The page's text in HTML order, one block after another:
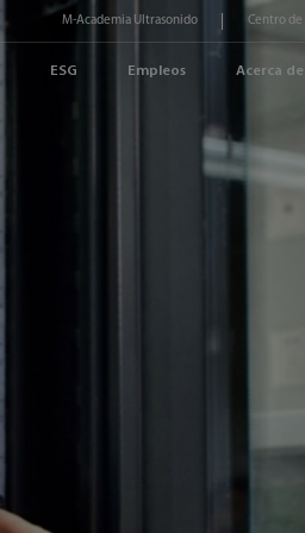
ESG Empleos Acerca
M-Academia Ultrasonido Centro de